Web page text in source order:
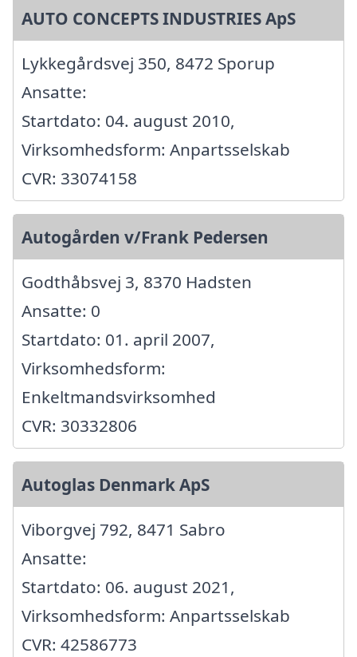
AUTO CONCEPTS INDUSTRIES ApS
Lykkegårdsvej 350, 8472 Sporup
Ansatte:
Startdato: 04. august 2010,
Virksomhedsform: Anpartsselskab
CVR: 33074158
Autogården v/Frank Pedersen
Godthåbsvej 3, 8370 Hadsten
Ansatte: 0
Startdato: 01. april 2007,
Virksomhedsform:
Enkeltmandsvirksomhed
CVR: 30332806
Autoglas Denmark ApS
Viborgvej 792, 8471 Sabro
Ansatte:
Startdato: 06. august 2021,
Virksomhedsform: Anpartsselskab
CVR: 42586773